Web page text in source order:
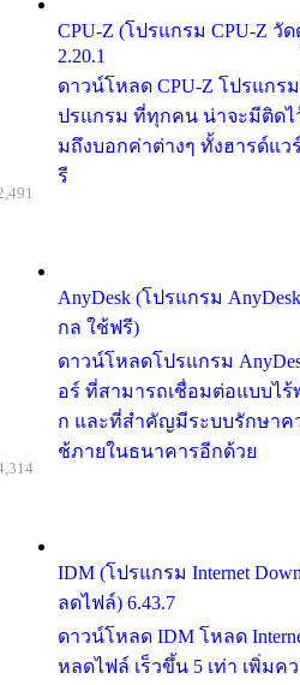
CPU-Z (โปรแกรม CPU-Z วั
2.20.1
ดาวน์โหลด CPU-Z โปรแกร
ปรแกรม ที่ทุกคน น่าจะมีติดไ
มถึงบอกค่าต่างๆ ทั้งฮารด์แว
รี
AnyDesk (โปรแกรม
กล ใช้ฟรี)
ดาวน์โหลดโปรแกรม
อร์ ที่สามารถเชื่อมต่อแบบไ
ก และที่สำคัญมีระบบรักษาค
ช้ภายในธนาคารอีกด้วย
IDM (โปรแกรม Internet
ลดไฟล์) 6.43.7
ดาวน์โหลด IDM โหลด
หลดไฟล์ เร็วขึ้น 5 เท่า เพิ่มค